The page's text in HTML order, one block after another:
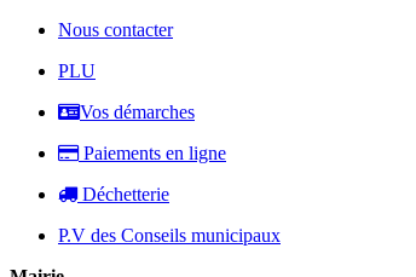
Nous contacter
PLU
Vos démarches
Paiements en ligne
Déchetterie
P.V des Conseils municipaux